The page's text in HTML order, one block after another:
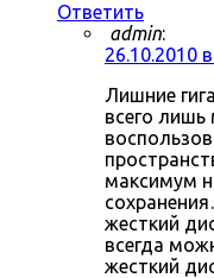
Ответить
admin:
26.10.2010
Лишние
всего лишь
максимум
жесткий
всегда
жесткий